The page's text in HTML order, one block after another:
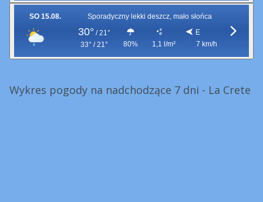
SO 15.08. Sporadyczny lekki deszcz, mało słońca
30° / 21°
33° / 21°
80% 1,1 l/m²
E
7 km/h
Wykres pogody na nadchodzące 7 dni - La Crete